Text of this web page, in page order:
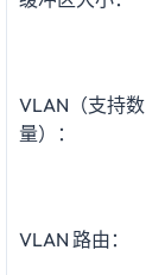
VLAN（支持数
量）：
VLAN 路由：